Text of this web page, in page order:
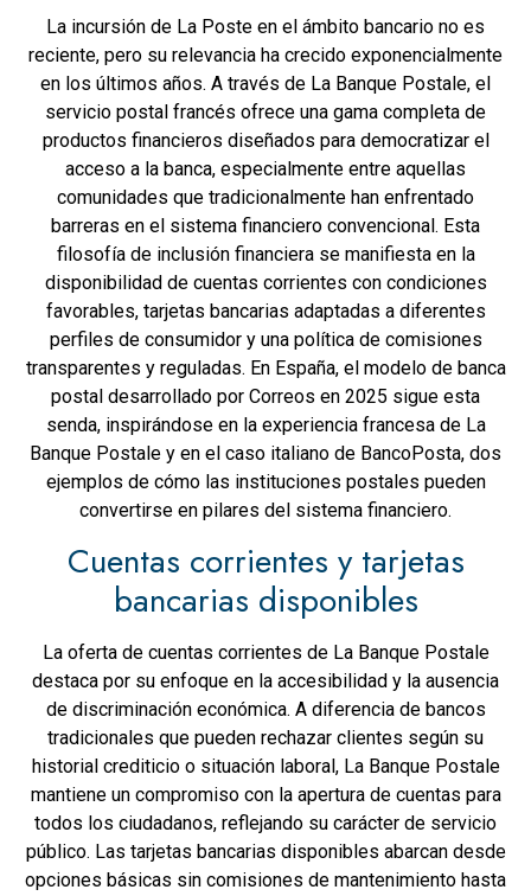
La incursión de La Poste en el ámbito bancario no es
reciente, pero su relevancia ha crecido exponencialmente
en los últimos años. A través de La Banque Postale, el
servicio postal francés ofrece una gama completa de
productos financieros diseñados para democratizar el
acceso a la banca, especialmente entre aquellas
comunidades que tradicionalmente han enfrentado
barreras en el sistema financiero convencional. Esta
filosofía de inclusión financiera se manifiesta en la
disponibilidad de cuentas corrientes con condiciones
favorables, tarjetas bancarias adaptadas a diferentes
perfiles de consumidor y una política de comisiones
transparentes y reguladas. En España, el modelo de banca
postal desarrollado por Correos en 2025 sigue esta
senda, inspirándose en la experiencia francesa de La
Banque Postale y en el caso italiano de BancoPosta, dos
ejemplos de cómo las instituciones postales pueden
convertirse en pilares del sistema financiero.
Cuentas corrientes y tarjetas
bancarias disponibles
La oferta de cuentas corrientes de La Banque Postale
destaca por su enfoque en la accesibilidad y la ausencia
de discriminación económica. A diferencia de bancos
tradicionales que pueden rechazar clientes según su
historial crediticio o situación laboral, La Banque Postale
mantiene un compromiso con la apertura de cuentas para
todos los ciudadanos, reflejando su carácter de servicio
público. Las tarjetas bancarias disponibles abarcan desde
opciones básicas sin comisiones de mantenimiento hasta